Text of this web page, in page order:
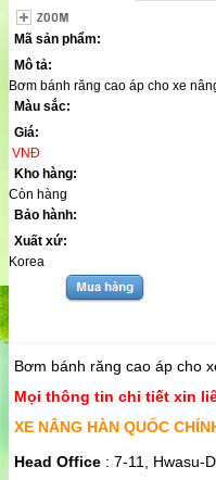
Mã sản phẩm:
Mô tả:
Bơm bánh răng cao áp cho xe
Màu sắc:
Giá:
VNĐ
Kho hàng:
Còn hàng
Bảo hành:
Xuất xứ:
Korea
Bơm bánh răng cao áp cho
Mọi thông tin chi tiết xin
XE NÂNG HÀN QUỐC
Head Office : 7-11, Hwasu-